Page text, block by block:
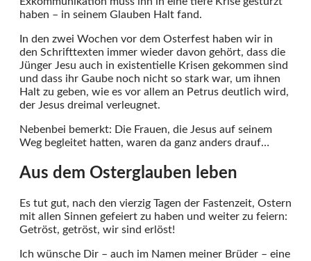
haben – in seinem Glauben Halt fand.
In den zwei Wochen vor dem Osterfest haben wir in
den Schrifttexten immer wieder davon gehört, dass die
Jünger Jesu auch in existentielle Krisen gekommen sind
und dass ihr Gaube noch nicht so stark war, um ihnen
Halt zu geben, wie es vor allem an Petrus deutlich wird,
der Jesus dreimal verleugnet.
Nebenbei bemerkt: Die Frauen, die Jesus auf seinem
Weg begleitet hatten, waren da ganz anders drauf…
Aus dem Osterglauben leben
Es tut gut, nach den vierzig Tagen der Fastenzeit, Ostern
mit allen Sinnen gefeiert zu haben und weiter zu feiern:
Getröst, getröst, wir sind erlöst!
Ich wünsche Dir – auch im Namen meiner Brüder – eine